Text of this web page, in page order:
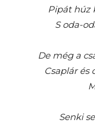
Pipát húz
S oda-
De még a
Csaplár és
Senki